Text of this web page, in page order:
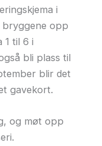
i
bryggene opp
1 til 6 i
bli plass til
blir det
gavekort.
og møt opp